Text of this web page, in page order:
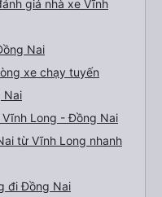
giá nhà xe Vĩnh
Nai
xe chạy tuyến
Nai
Long - Đồng Nai
từ Vĩnh Long nhanh
đi Đồng Nai